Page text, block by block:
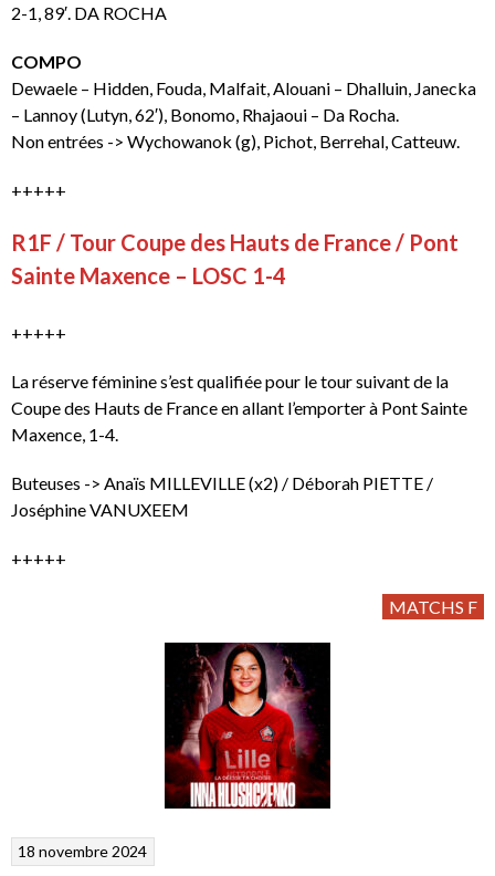
2-1, 89′. DA ROCHA
COMPO
Dewaele – Hidden, Fouda, Malfait, Alouani – Dhalluin, Janecka
– Lannoy (Lutyn, 62′), Bonomo, Rhajaoui – Da Rocha.
Non entrées -> Wychowanok (g), Pichot, Berrehal, Catteuw.
+++++
R1F / Tour Coupe des Hauts de France / Pont
Sainte Maxence – LOSC 1-4
+++++
La réserve féminine s’est qualifiée pour le tour suivant de la
Coupe des Hauts de France en allant l’emporter à Pont Sainte
Maxence, 1-4.
Buteuses -> Anaïs MILLEVILLE (x2) / Déborah PIETTE /
Joséphine VANUXEEM
+++++
MATCHS F
18 novembre 2024